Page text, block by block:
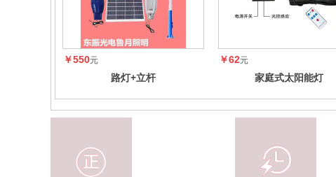
￥550元
路灯+立杆
￥62元
家庭式太阳能灯